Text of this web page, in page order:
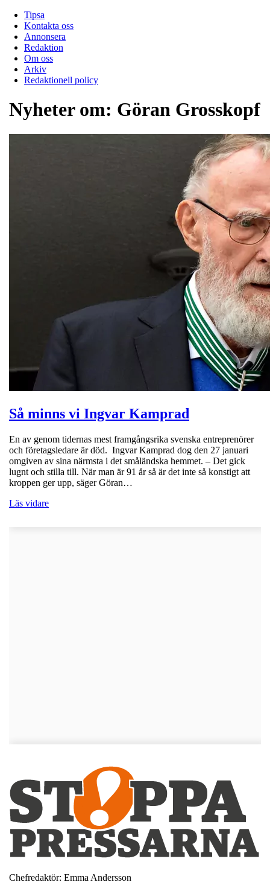
Tipsa
Kontakta oss
Annonsera
Redaktion
Om oss
Arkiv
Redaktionell policy
Nyheter om: Göran Grosskopf
Så minns vi Ingvar Kamprad
En av genom tidernas mest framgångsrika svenska entreprenörer
och företagsledare är död. Ingvar Kamprad dog den 27 januari
omgiven av sina närmsta i det småländska hemmet. – Det gick
lugnt och stilla till. När man är 91 år så är det inte så konstigt att
kroppen ger upp, säger Göran…
Läs vidare
Chefredaktör: Emma Andersson